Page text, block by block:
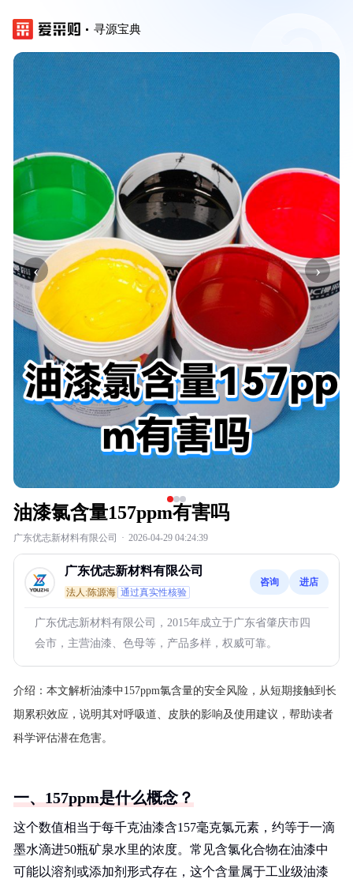
寻源宝典
‹ ›
油漆氯含量157ppm有害吗
广东优志新材料有限公司 · 2026-04-29 04:24:39
广东优志新材料有限公司
法人:陈源海 通过真实性核验
咨询 进店
广东优志新材料有限公司，2015年成立于广东省肇庆市四
会市，主营油漆、色母等，产品多样，权威可靠。
介绍： 本文解析油漆中157ppm氯含量的安全风险，从短期接触到长
期累积效应，说明其对呼吸道、皮肤的影响及使用建议，帮助读者
科学评估潜在危害。
一、157ppm是什么概念？
这个数值相当于每千克油漆含157毫克氯元素，约等于一滴
墨水滴进50瓶矿泉水里的浓度。常见含氯化合物在油漆中
可能以溶剂或添加剂形式存在，这个含量属于工业级油漆